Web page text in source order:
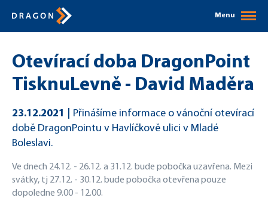
Menu
Otevírací doba DragonPoint
TisknuLevně - David Maděra
23.12.2021
Přinášíme informace o vánoční otevírací
době DragonPointu v Havlíčkově ulici v Mladé
Boleslavi.
Ve dnech 24.12. - 26.12. a 31.12. bude pobočka uzavřena. Mezi
svátky, tj 27.12. - 30.12. bude pobočka otevřena pouze
dopoledne 9.00 - 12.00.